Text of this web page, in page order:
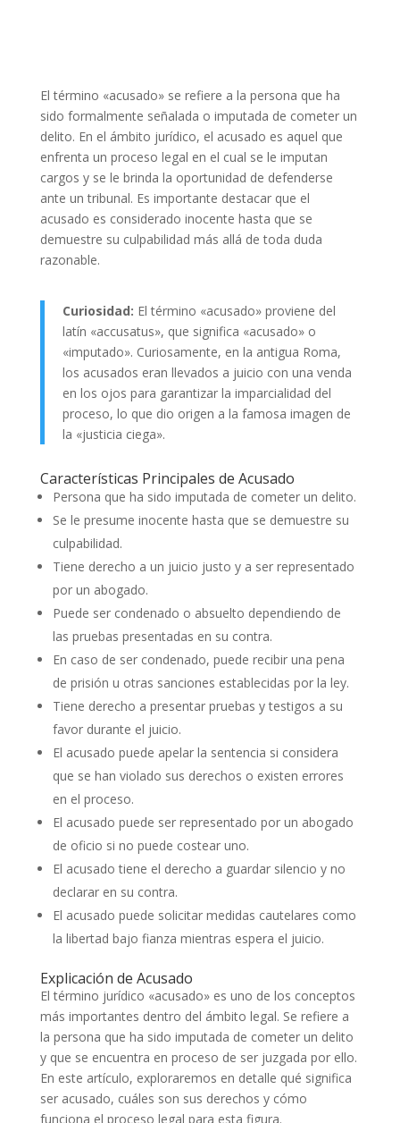
El término «acusado» se refiere a la persona que ha
sido formalmente señalada o imputada de cometer un
delito. En el ámbito jurídico, el acusado es aquel que
enfrenta un proceso legal en el cual se le imputan
cargos y se le brinda la oportunidad de defenderse
ante un tribunal. Es importante destacar que el
acusado es considerado inocente hasta que se
demuestre su culpabilidad más allá de toda duda
razonable.
Curiosidad: El término «acusado» proviene del
latín «accusatus», que significa «acusado» o
«imputado». Curiosamente, en la antigua Roma,
los acusados eran llevados a juicio con una venda
en los ojos para garantizar la imparcialidad del
proceso, lo que dio origen a la famosa imagen de
la «justicia ciega».
Características Principales de Acusado
Persona que ha sido imputada de cometer un delito.
Se le presume inocente hasta que se demuestre su
culpabilidad.
Tiene derecho a un juicio justo y a ser representado
por un abogado.
Puede ser condenado o absuelto dependiendo de
las pruebas presentadas en su contra.
En caso de ser condenado, puede recibir una pena
de prisión u otras sanciones establecidas por la ley.
Tiene derecho a presentar pruebas y testigos a su
favor durante el juicio.
El acusado puede apelar la sentencia si considera
que se han violado sus derechos o existen errores
en el proceso.
El acusado puede ser representado por un abogado
de oficio si no puede costear uno.
El acusado tiene el derecho a guardar silencio y no
declarar en su contra.
El acusado puede solicitar medidas cautelares como
la libertad bajo fianza mientras espera el juicio.
Explicación de Acusado
El término jurídico «acusado» es uno de los conceptos
más importantes dentro del ámbito legal. Se refiere a
la persona que ha sido imputada de cometer un delito
y que se encuentra en proceso de ser juzgada por ello.
En este artículo, exploraremos en detalle qué significa
ser acusado, cuáles son sus derechos y cómo
funciona el proceso legal para esta figura.